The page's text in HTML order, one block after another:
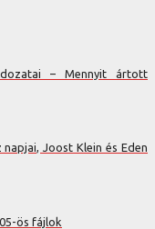
– Mennyit ártott
Joost Klein és Eden
ös fájlok